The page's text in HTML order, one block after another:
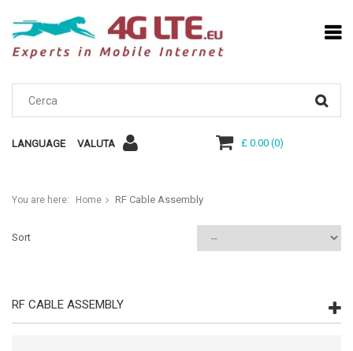
LANGUAGE VALUTA £ 0.00(0)
You are here: Home RF Cable Assembly
Sort
RF CABLE ASSEMBLY